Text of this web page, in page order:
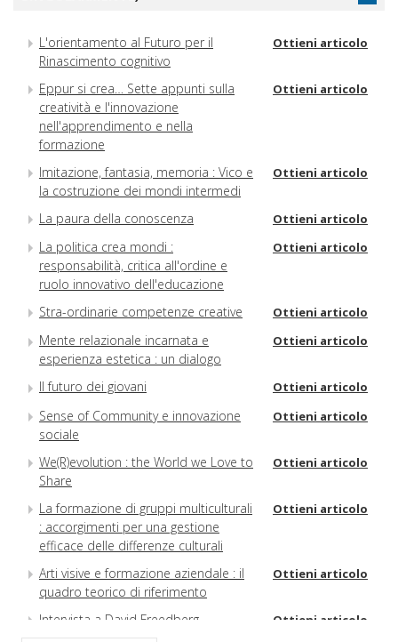
L'orientamento al Futuro per il
Rinascimento cognitivo
Ottieni articolo
Eppur si crea… Sette appunti sulla
creatività e l'innovazione
nell'apprendimento e nella
formazione
Ottieni articolo
Imitazione, fantasia, memoria : Vico e
la costruzione dei mondi intermedi
Ottieni articolo
La paura della conoscenza Ottieni articolo
La politica crea mondi :
responsabilità, critica all'ordine e
ruolo innovativo dell'educazione
Ottieni articolo
Stra-ordinarie competenze creative Ottieni articolo
Mente relazionale incarnata e
esperienza estetica : un dialogo
Ottieni articolo
Il futuro dei giovani Ottieni articolo
Sense of Community e innovazione
sociale
Ottieni articolo
We(R)evolution : the World we Love to
Share
Ottieni articolo
La formazione di gruppi multiculturali
: accorgimenti per una gestione
efficace delle differenze culturali
Ottieni articolo
Arti visive e formazione aziendale : il
quadro teorico di riferimento
Ottieni articolo
Intervista a David Freedberg Ottieni articolo